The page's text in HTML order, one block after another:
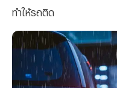
ทำให้รถติด